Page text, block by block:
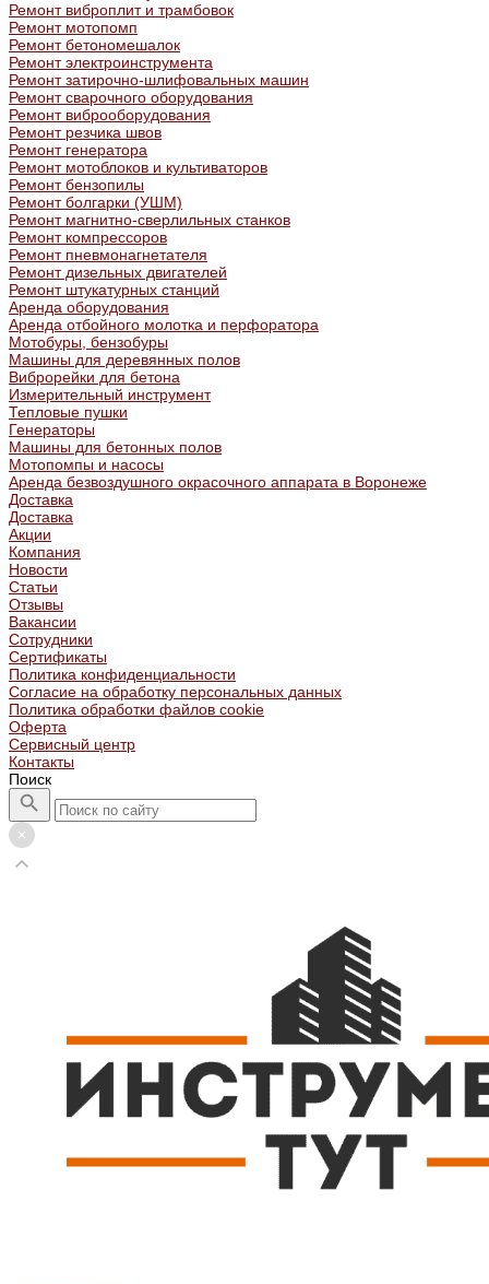
Ремонт виброплит и трамбовок
Ремонт мотопомп
Ремонт бетономешалок
Ремонт электроинструмента
Ремонт затирочно-шлифовальных машин
Ремонт сварочного оборудования
Ремонт виброоборудования
Ремонт резчика швов
Ремонт генератора
Ремонт мотоблоков и культиваторов
Ремонт бензопилы
Ремонт болгарки (УШМ)
Ремонт магнитно-сверлильных станков
Ремонт компрессоров
Ремонт пневмонагнетателя
Ремонт дизельных двигателей
Ремонт штукатурных станций
Аренда оборудования
Аренда отбойного молотка и перфоратора
Мотобуры, бензобуры
Машины для деревянных полов
Виброрейки для бетона
Измерительный инструмент
Тепловые пушки
Генераторы
Машины для бетонных полов
Мотопомпы и насосы
Аренда безвоздушного окрасочного аппарата в Воронеже
Доставка
Доставка
Акции
Компания
Новости
Статьи
Отзывы
Вакансии
Сотрудники
Сертификаты
Политика конфиденциальности
Согласие на обработку персональных данных
Политика обработки файлов cookie
Оферта
Сервисный центр
Контакты
Поиск